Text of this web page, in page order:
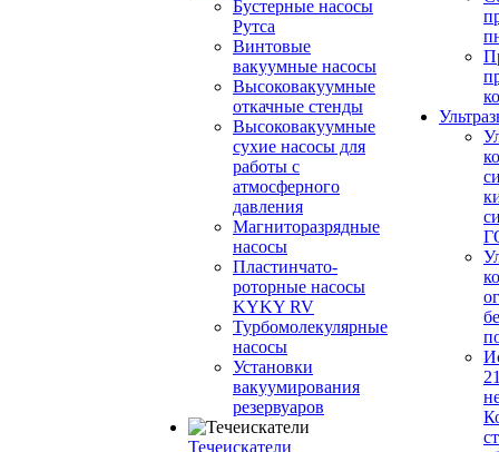
Бустерные насосы
Рутса
Винтовые
вакуумные насосы
Высоковакуумные
откачные стенды
Высоковакуумные
сухие насосы для
работы с
атмосферного
давления
Магниторазрядные
насосы
Пластинчато-
роторные насосы
KYKY RV
Турбомолекулярные
насосы
Установки
вакуумирования
резервуаров
Течеискатели